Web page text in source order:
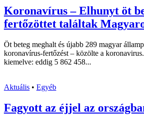
Koronavírus – Elhunyt öt
fertőzöttet találtak
Öt beteg meghalt és újabb 289 magyar
koronavírus-fertőzést – közölte a
kiemelve: eddig 5 862 458...
Aktuális • Egyéb
Fagyott az éjjel az